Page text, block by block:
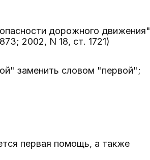
дорожного движения"
2002, N 18, ст. 1721)
заменить словом "первой";
первая помощь, а также